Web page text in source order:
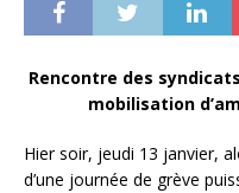
Rencontre des
mobilisation
Hier soir, jeudi 13 janvier,
d’une journée de grève